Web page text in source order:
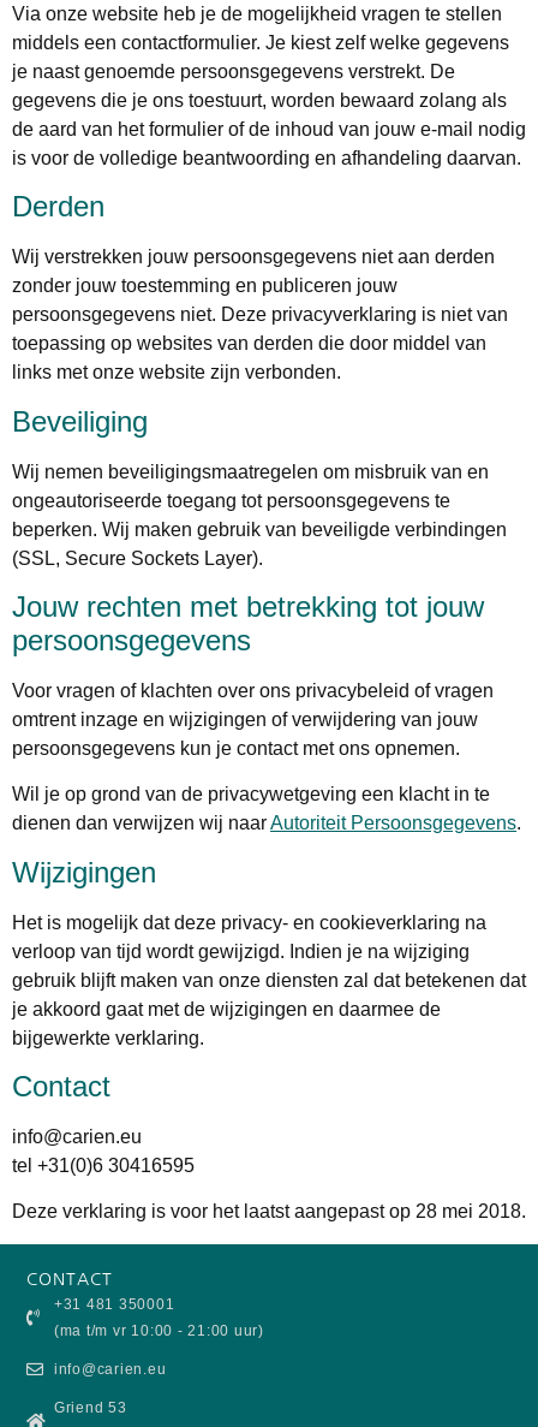
Via onze website heb je de mogelijkheid vragen te stellen
middels een contactformulier. Je kiest zelf welke gegevens
je naast genoemde persoonsgegevens verstrekt. De
gegevens die je ons toestuurt, worden bewaard zolang als
de aard van het formulier of de inhoud van jouw e-mail nodig
is voor de volledige beantwoording en afhandeling daarvan.
Derden
Wij verstrekken jouw persoonsgegevens niet aan derden
zonder jouw toestemming en publiceren jouw
persoonsgegevens niet. Deze privacyverklaring is niet van
toepassing op websites van derden die door middel van
links met onze website zijn verbonden.
Beveiliging
Wij nemen beveiligingsmaatregelen om misbruik van en
ongeautoriseerde toegang tot persoonsgegevens te
beperken. Wij maken gebruik van beveiligde verbindingen
(SSL, Secure Sockets Layer).
Jouw rechten met betrekking tot jouw
persoonsgegevens
Voor vragen of klachten over ons privacybeleid of vragen
omtrent inzage en wijzigingen of verwijdering van jouw
persoonsgegevens kun je contact met ons opnemen.
Wil je op grond van de privacywetgeving een klacht in te
dienen dan verwijzen wij naarAutoriteit Persoonsgegevens.
Wijzigingen
Het is mogelijk dat deze privacy- en cookieverklaring na
verloop van tijd wordt gewijzigd. Indien je na wijziging
gebruik blijft maken van onze diensten zal dat betekenen dat
je akkoord gaat met de wijzigingen en daarmee de
bijgewerkte verklaring.
Contact
info@carien.eu
tel +31(0)6 30416595
Deze verklaring is voor het laatst aangepast op 28 mei 2018.
CONTACT
+31 481 350001
(ma t/m vr 10:00 - 21:00 uur)
info@carien.eu
Griend 53